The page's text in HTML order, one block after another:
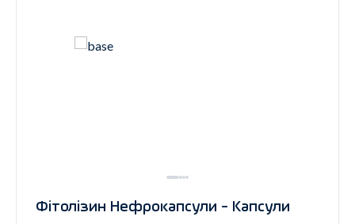
Фітолізин Нефрокапсули - Капсули